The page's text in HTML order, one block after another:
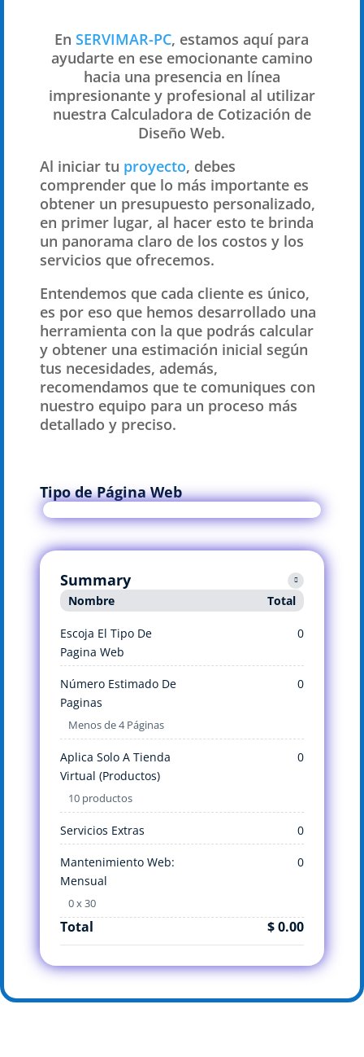
EnSERVIMAR-PC, estamos aquí para
ayudarte en ese emocionante camino
hacia una presencia en línea
impresionante y profesional al utilizar
nuestra Calculadora de Cotización de
Diseño Web.
Al iniciar tu proyecto, debes
comprender que lo más importante es
obtener un presupuesto personalizado,
en primer lugar, al hacer esto te brinda
un panorama claro de los costos y los
servicios que ofrecemos.
Entendemos que cada cliente es único,
es por eso que hemos desarrollado una
herramienta con la que podrás calcular
y obtener una estimación inicial según
tus necesidades, además,
recomendamos que te comuniques con
nuestro equipo para un proceso más
detallado y preciso.
Tipo de Página Web
Summary
Nombre Total
Escoja El Tipo De
Pagina Web
0
Número Estimado De
Paginas
Menos de 4 Páginas
0
Aplica Solo A Tienda
Virtual (Productos)
10 productos
0
Servicios Extras 0
Mantenimiento Web:
Mensual
0 x 30
0
Total $ 0.00